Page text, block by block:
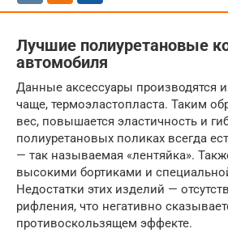
Лучшие полиуретановые
автомобиля
Данные аксессуары производятся
чаще, термоэластопласта. Таким
вес, повышается эластичность и
полиуретановых поликах всегда
— так называемая «лентяйка».
высокими бортиками и
Недостатки этих изделий —
рифления, что негативно
противоскользящем эффекте.